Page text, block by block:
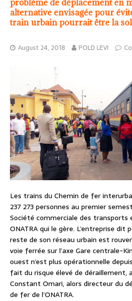
problème de déplacement en
alternative envisagée pour
train urbain pourrait être la
August 24, 2018 POLD LEVI
Les trains du Chemin de fer
237 273 personnes au premier
Société commerciale des transports
ONATRA qui le gère. L’entreprise dit
reste de son réseau urbain est
voie ferrée sur l’axe Gare centrale-
ouest n’est plus opérationnelle
fait du risque élevé de déraillement,
Constant Omari, alors directeur du
de fer de l’ONATRA.